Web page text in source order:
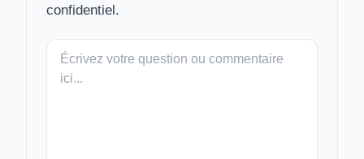
confidentiel.
Votre
message